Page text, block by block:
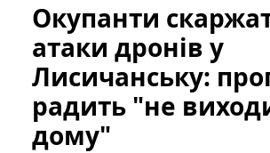
Окупанти
атаки дронів у
Лисичанську:
радить "не
дому"